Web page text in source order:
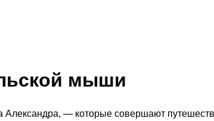
мыши
— которые совершают